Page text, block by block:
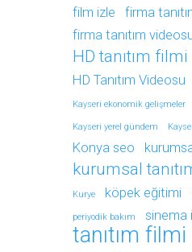
film izle
firma
firma tanıtım
HD tanıtım filmi
HD Tanıtım Videosu
Kayseri ekonomik gelişmeler
Kayseri yerel gündem
Konya seo
kurumsal
Kurye köpek eğitimi
periyodik bakım sinema
tanıtım filmi